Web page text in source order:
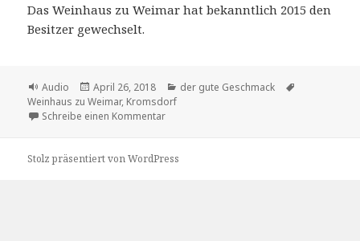
Das Weinhaus zu Weimar hat bekanntlich 2015 den
Besitzer gewechselt.
Format
Audio
Veröffentlicht
am
April 26, 2018 Kategorien
der gute Geschmack
Weinhaus zu Weimar, Kromsdorf
Schreibe einen Kommentarzu Weimarer Wein – Verkostung in der
Stolz präsentiert von WordPress